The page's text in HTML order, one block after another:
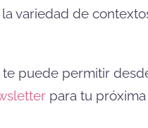
variedad de
puede permitir
para tu